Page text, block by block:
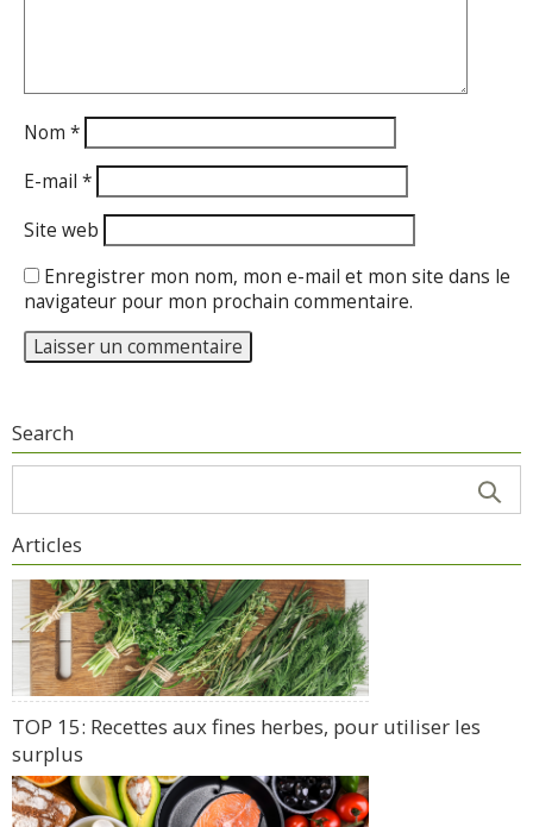
Nom *
E-mail *
Site web
Enregistrer mon nom, mon e-mail et mon site dans le
navigateur pour mon prochain commentaire.
Search
Articles
TOP 15: Recettes aux fines herbes, pour utiliser les
surplus